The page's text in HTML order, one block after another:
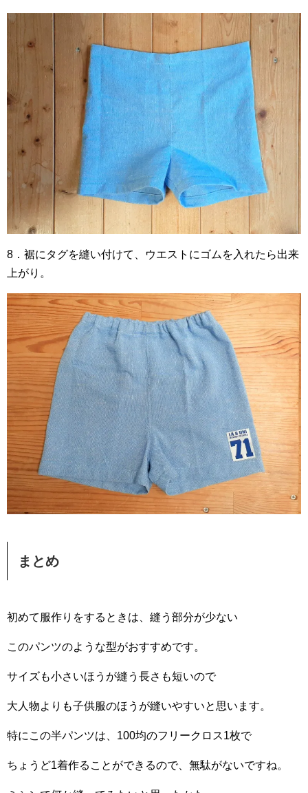
8．裾にタグを縫い付けて、ウエストにゴムを入れたら出来
上がり。
まとめ
初めて服作りをするときは、縫う部分が少ない
このパンツのような型がおすすめです。
サイズも小さいほうが縫う長さも短いので
大人物よりも子供服のほうが縫いやすいと思います。
特にこの半パンツは、100均のフリークロス1枚で
ちょうど1着作ることができるので、無駄がないですね。